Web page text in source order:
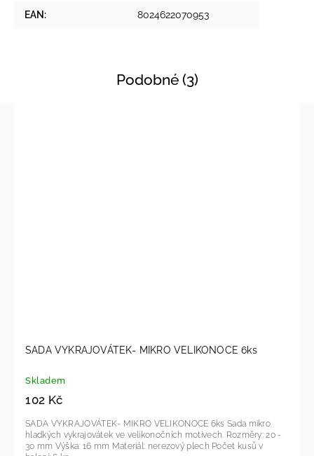
EAN: 8024622070953
Podobné (3)
SADA VYKRAJOVÁTEK- MIKRO VELIKONOCE 6ks
Skladem
102 Kč
SADA VYKRAJOVÁTEK- MIKRO VELIKONOCE 6ks Sada mikro
hladkých vykrajovátek ve velikonočních motivech. Rozměry: 20 -
30 mm Výška: 16 mm Materiál: nerezový plech Počet kusů v